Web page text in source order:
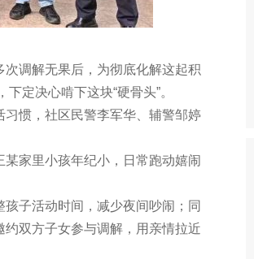
调解无果后，为彻底化解这起积
定决心啃下这块“硬骨头”。
惯，社区民警李军华、辅警邹婷
家里小孩年纪小，日常跑动嬉闹
子活动时间，减少夜间吵闹；同
双方子女参与调解，用亲情拉近